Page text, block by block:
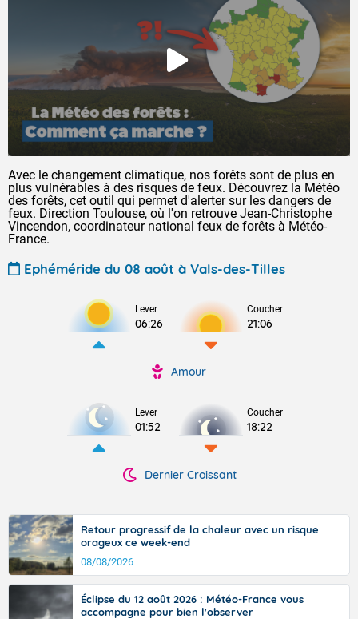
Avec le changement climatique, nos forêts sont de plus en
plus vulnérables à des risques de feux. Découvrez la Météo
des forêts, cet outil qui permet d'alerter sur les dangers de
feux. Direction Toulouse, où l'on retrouve Jean-Christophe
Vincendon, coordinateur national feux de forêts à Météo-
France.
Ephéméride du 08 août à Vals-des-Tilles
Lever
06:26
Coucher
21:06
Amour
Lever
01:52
Coucher
18:22
Dernier Croissant
Retour progressif de la chaleur avec un risque
orageux ce week-end
08/08/2026
Éclipse du 12 août 2026 : Météo-France vous
accompagne pour bien l'observer